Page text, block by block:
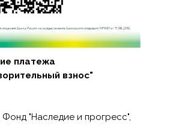
Фонд "Наследие и прогресс",
платежа
взнос"